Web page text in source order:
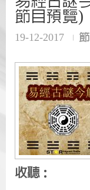
節目預覽)
19-12-2017
收聽：